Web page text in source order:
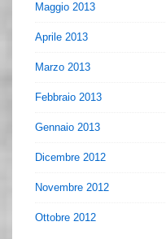
Maggio 2013
Aprile 2013
Marzo 2013
Febbraio 2013
Gennaio 2013
Dicembre 2012
Novembre 2012
Ottobre 2012